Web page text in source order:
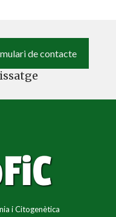
de contacte
i Citogenètica